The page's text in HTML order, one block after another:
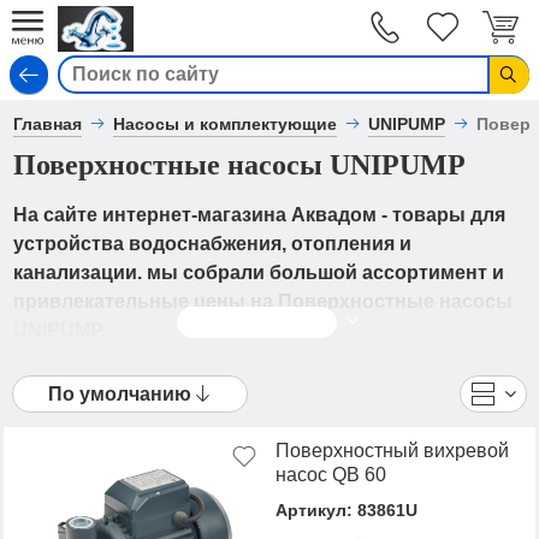
Главная Насосы и комплектующие UNIPUMP
Поверхностные насосы UNIPUMP
На сайте интернет-магазина Аквадом - товары для
устройства водоснабжения, отопления и
канализации. мы собрали большой ассортимент и
В каталоге представлены UNIPUMP
- Поверхностные насосы UNIPUMP от ведущих
ознакомиться с фотографиями, описанием товаров,
отзывами покупателей, техническими
характеристиками, а также сравнить
По умолчанию
Поверхностный вихревой
насос QB 60
Артикул: 83861U